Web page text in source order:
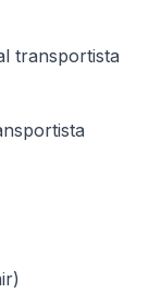
transportista